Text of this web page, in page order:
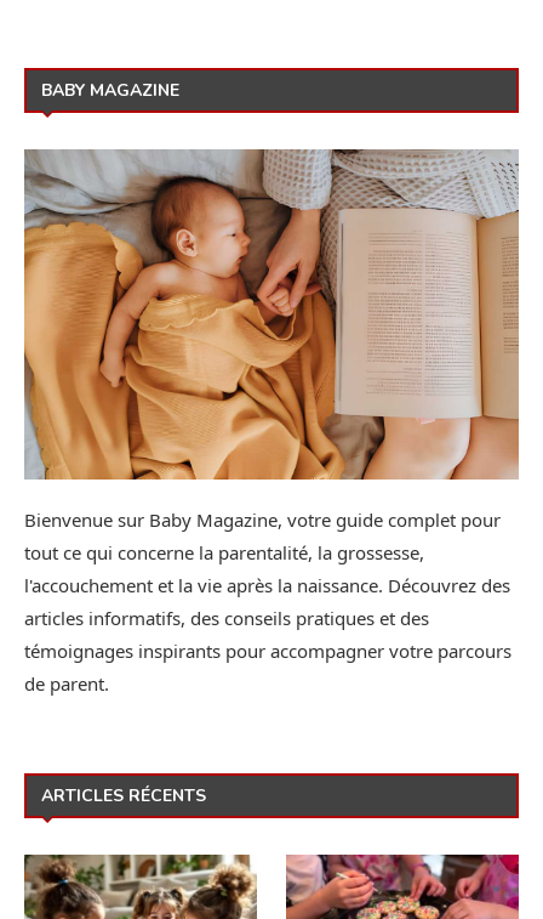
BABY MAGAZINE
Bienvenue sur Baby Magazine, votre guide complet pour
tout ce qui concerne la parentalité, la grossesse,
l'accouchement et la vie après la naissance. Découvrez des
articles informatifs, des conseils pratiques et des
témoignages inspirants pour accompagner votre parcours
de parent.
ARTICLES RÉCENTS